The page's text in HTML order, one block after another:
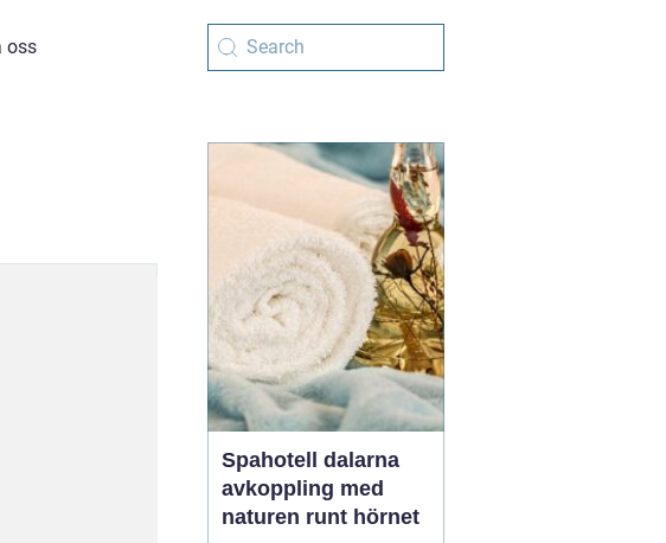
oss
Spahotell dalarna
avkoppling med
naturen runt hörnet